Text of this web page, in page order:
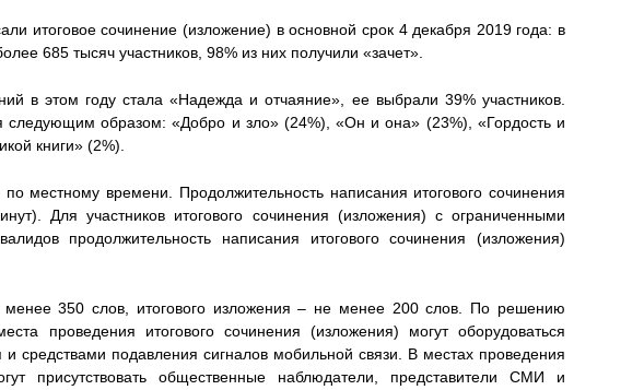
итоговое сочинение (изложение) в основной срок 4 декабря 2019 года: в
685 тысяч участников, 98% из них получили «зачет».
в этом году стала «Надежда и отчаяние», ее выбрали 39% участников.
следующим образом: «Добро и зло» (24%), «Он и она» (23%), «Гордость и
книги» (2%).
местному времени. Продолжительность написания итогового сочинения
Для участников итогового сочинения (изложения) с ограниченными
продолжительность написания итогового сочинения (изложения)
350 слов, итогового изложения – не менее 200 слов. По решению
проведения итогового сочинения (изложения) могут оборудоваться
средствами подавления сигналов мобильной связи. В местах проведения
присутствовать общественные наблюдатели, представители СМИ и